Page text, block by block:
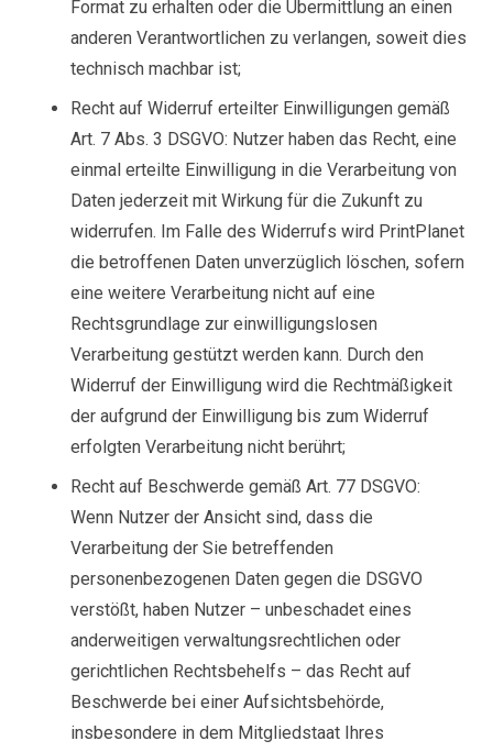
Format zu erhalten oder die Übermittlung an einen
anderen Verantwortlichen zu verlangen, soweit dies
technisch machbar ist;
Recht auf Widerruf erteilter Einwilligungen gemäß
Art. 7 Abs. 3 DSGVO: Nutzer haben das Recht, eine
einmal erteilte Einwilligung in die Verarbeitung von
Daten jederzeit mit Wirkung für die Zukunft zu
widerrufen. Im Falle des Widerrufs wird PrintPlanet
die betroffenen Daten unverzüglich löschen, sofern
eine weitere Verarbeitung nicht auf eine
Rechtsgrundlage zur einwilligungslosen
Verarbeitung gestützt werden kann. Durch den
Widerruf der Einwilligung wird die Rechtmäßigkeit
der aufgrund der Einwilligung bis zum Widerruf
erfolgten Verarbeitung nicht berührt;
Recht auf Beschwerde gemäß Art. 77 DSGVO:
Wenn Nutzer der Ansicht sind, dass die
Verarbeitung der Sie betreffenden
personenbezogenen Daten gegen die DSGVO
verstößt, haben Nutzer – unbeschadet eines
anderweitigen verwaltungsrechtlichen oder
gerichtlichen Rechtsbehelfs – das Recht auf
Beschwerde bei einer Aufsichtsbehörde,
insbesondere in dem Mitgliedstaat Ihres